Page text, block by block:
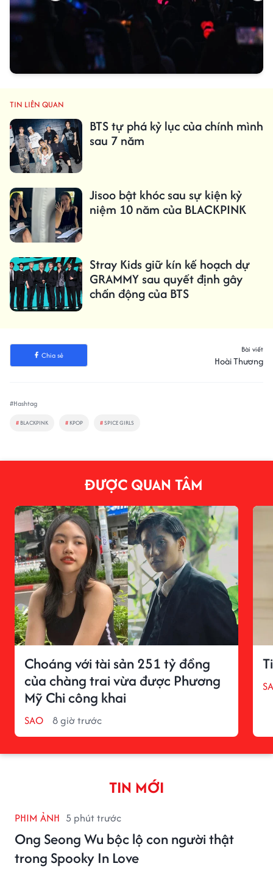
TIN LIÊN QUAN
BTS tự phá kỷ lục của chính mình
sau 7 năm
Jisoo bật khóc sau sự kiện kỷ
niệm 10 năm của BLACKPINK
Stray Kids giữ kín kế hoạch dự
GRAMMY sau quyết định gây
chấn động của BTS
Chia sẻ
Bài viết
Hoài Thương
#Hashtag
# BLACKPINK # KPOP #SPICE GIRLS
ĐƯỢC QUAN TÂM
Choáng với tài sản 251 tỷ đồng
của chàng trai vừa được Phương
Mỹ Chi công khai
SAO 8 giờ trước
TIN MỚI
PHIM ẢNH 5 phút trước
Ong Seong Wu bộc lộ con người thật
trong Spooky In Love